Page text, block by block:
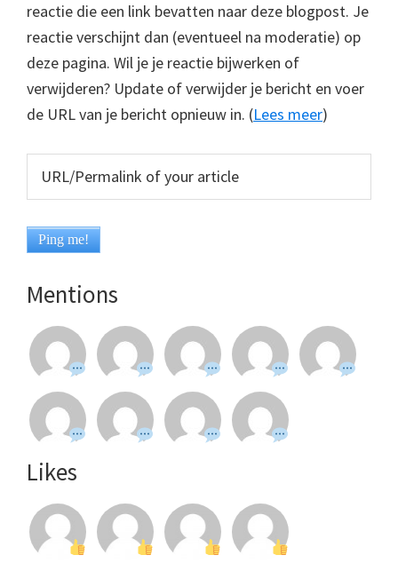
reactie die een link bevatten naar deze blogpost. Je
reactie verschijnt dan (eventueel na moderatie) op
deze pagina. Wil je je reactie bijwerken of
verwijderen? Update of verwijder je bericht en voer
de URL van je bericht opnieuw in. (Lees meer)
Mentions
Likes